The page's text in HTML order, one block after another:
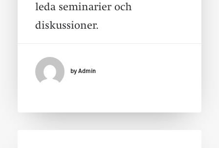
leda seminarier och
diskussioner.
by Admin